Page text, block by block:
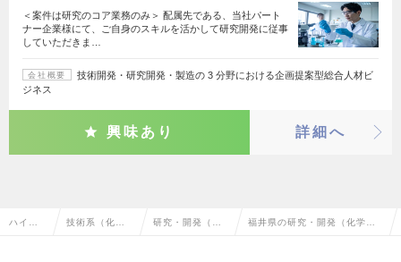
＜案件は研究のコア業務のみ＞ 配属先である、当社パート
ナー企業様にて、ご自身のスキルを活かして研究開発に従事
していただきま…
会社概要
技術開発・研究開発・製造の 3 分野における企画提案型総合人材ビ
ジネス
興味あり 詳細へ
ハイク 技術系（化 研究・開発（化 福井県の研究・開発（化学・